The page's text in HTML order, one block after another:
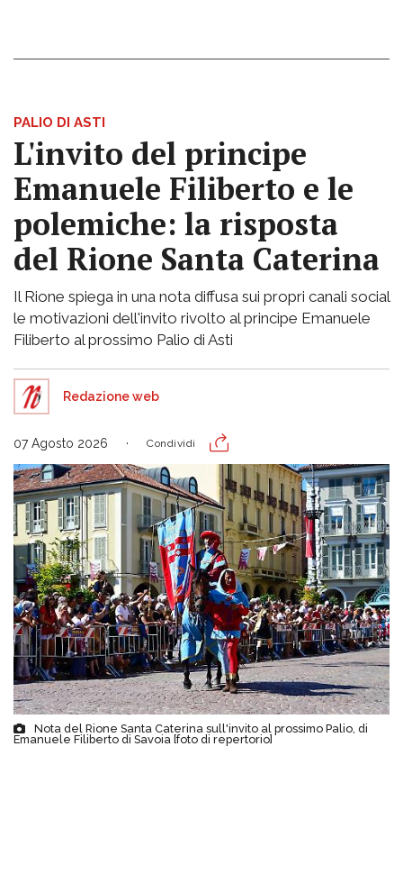
PALIO DI ASTI
L'invito del principe
Emanuele Filiberto e le
polemiche: la risposta
del Rione Santa Caterina
Il Rione spiega in una nota diffusa sui propri canali social
le motivazioni dell'invito rivolto al principe Emanuele
Filiberto al prossimo Palio di Asti
Redazione web
07 Agosto 2026 Condividi
Nota del Rione Santa Caterina sull'invito al prossimo Palio, di
Emanuele Filiberto di Savoia [foto di repertorio]